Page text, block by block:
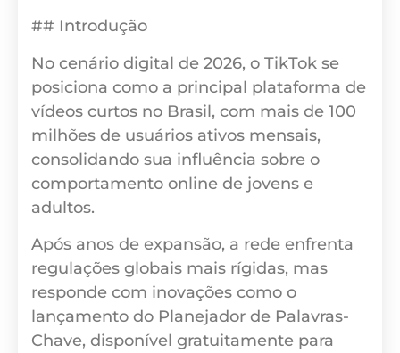
## Introdução
No cenário digital de 2026, o TikTok se
posiciona como a principal plataforma de
vídeos curtos no Brasil, com mais de 100
milhões de usuários ativos mensais,
consolidando sua influência sobre o
comportamento online de jovens e
adultos.
Após anos de expansão, a rede enfrenta
regulações globais mais rígidas, mas
responde com inovações como o
lançamento do Planejador de Palavras-
Chave, disponível gratuitamente para